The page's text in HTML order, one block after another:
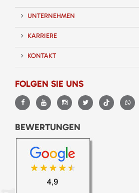
UNTERNEHMEN
KARRIERE
KONTAKT
FOLGEN SIE UNS
BEWERTUNGEN